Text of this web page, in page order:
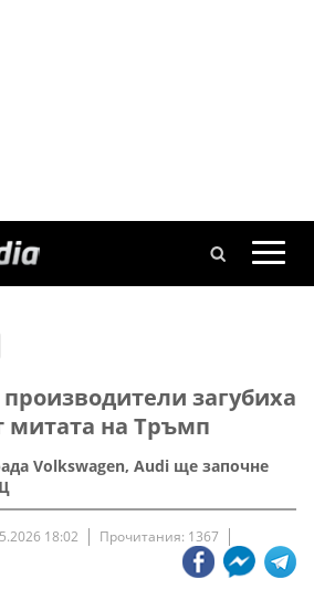
загубиха
митата на Тръмп
Volkswagen, Audi ще започне
18:02 Прочитания: 1367